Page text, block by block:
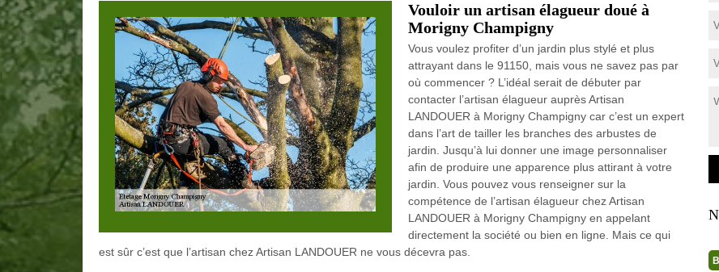
Vouloir un artisan élagueur doué à
Morigny Champigny
Vous voulez profiter d’un jardin plus stylé et plus
attrayant dans le 91150, mais vous ne savez pas par
où commencer ? L’idéal serait de débuter par
contacter l’artisan élagueur auprès Artisan
LANDOUER à Morigny Champigny car c’est un expert
dans l’art de tailler les branches des arbustes de
jardin. Jusqu’à lui donner une image personnaliser
afin de produire une apparence plus attirant à votre
jardin. Vous pouvez vous renseigner sur la
compétence de l’artisan élagueur chez Artisan
LANDOUER à Morigny Champigny en appelant
directement la société ou bien en ligne. Mais ce qui
est sûr c’est que l’artisan chez Artisan LANDOUER ne vous décevra pas.